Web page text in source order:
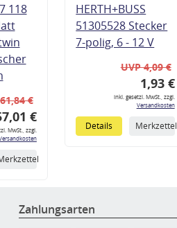
118
€
€
MwSt., zzgl.
HERTH+BUSS
51305528 Stecker
7-polig, 6 - 12 V
UVP 4,09 €
1,93 €
inkl. gesetzl. MwSt., zzgl.
Versandkosten
Details Merkzettel
Zahlungsarten